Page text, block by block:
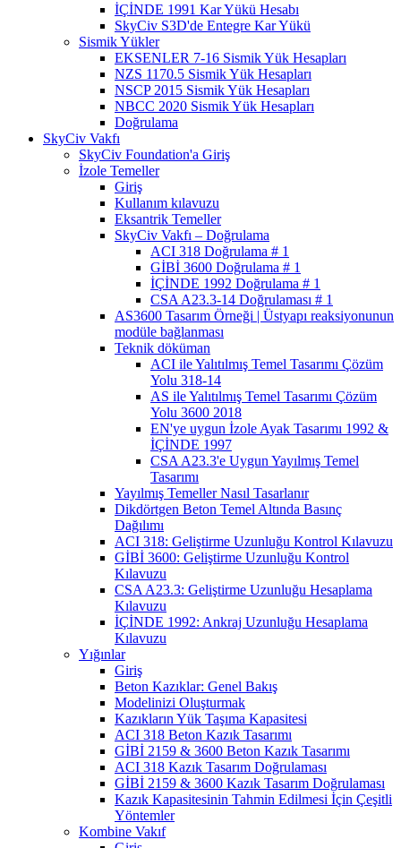
İÇİNDE 1991 Kar Yükü Hesabı
SkyCiv S3D'de Entegre Kar Yükü
Sismik Yükler
EKSENLER 7-16 Sismik Yük Hesapları
NZS 1170.5 Sismik Yük Hesapları
NSCP 2015 Sismik Yük Hesapları
NBCC 2020 Sismik Yük Hesapları
Doğrulama
SkyCiv Vakfı
SkyCiv Foundation'a Giriş
İzole Temeller
Giriş
Kullanım kılavuzu
Eksantrik Temeller
SkyCiv Vakfı – Doğrulama
ACI 318 Doğrulama # 1
GİBİ 3600 Doğrulama # 1
İÇİNDE 1992 Doğrulama # 1
CSA A23.3-14 Doğrulaması # 1
AS3600 Tasarım Örneği | Üstyapı reaksiyonunun
modüle bağlanması
Teknik döküman
ACI ile Yalıtılmış Temel Tasarımı Çözüm
Yolu 318-14
AS ile Yalıtılmış Temel Tasarımı Çözüm
Yolu 3600 2018
EN'ye uygun İzole Ayak Tasarımı 1992 &
İÇİNDE 1997
CSA A23.3'e Uygun Yayılmış Temel
Tasarımı
Yayılmış Temeller Nasıl Tasarlanır
Dikdörtgen Beton Temel Altında Basınç
Dağılımı
ACI 318: Geliştirme Uzunluğu Kontrol Kılavuzu
GİBİ 3600: Geliştirme Uzunluğu Kontrol
Kılavuzu
CSA A23.3: Geliştirme Uzunluğu Hesaplama
Kılavuzu
İÇİNDE 1992: Ankraj Uzunluğu Hesaplama
Kılavuzu
Yığınlar
Giriş
Beton Kazıklar: Genel Bakış
Modelinizi Oluşturmak
Kazıkların Yük Taşıma Kapasitesi
ACI 318 Beton Kazık Tasarımı
GİBİ 2159 & 3600 Beton Kazık Tasarımı
ACI 318 Kazık Tasarım Doğrulaması
GİBİ 2159 & 3600 Kazık Tasarım Doğrulaması
Kazık Kapasitesinin Tahmin Edilmesi İçin Çeşitli
Yöntemler
Kombine Vakıf